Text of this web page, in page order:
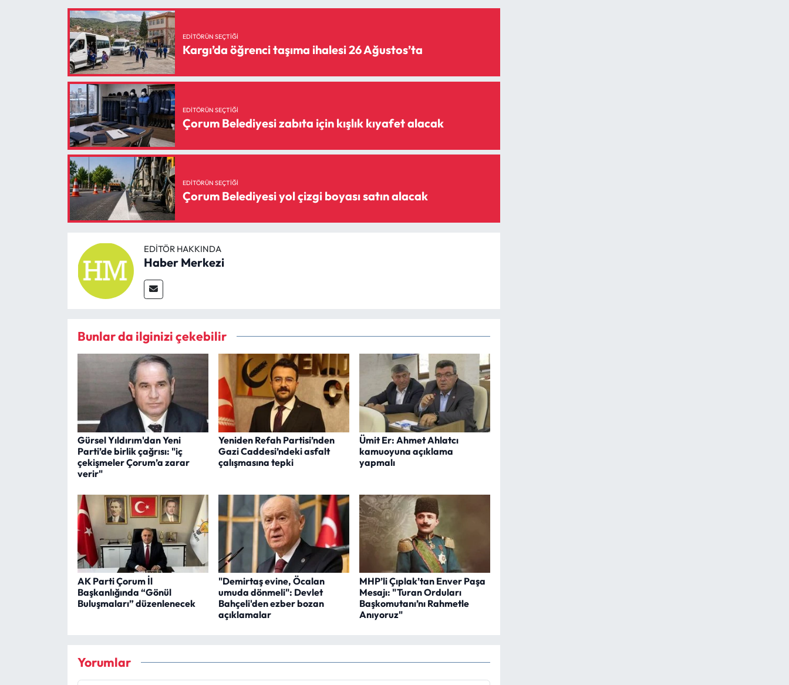
EDITÖRÜN SEÇTIĞI
Kargı’da öğrenci taşıma ihalesi 26 Ağustos’ta
EDITÖRÜN SEÇTIĞI
Çorum Belediyesi zabıta için kışlık kıyafet alacak
EDITÖRÜN SEÇTIĞI
Çorum Belediyesi yol çizgi boyası satın alacak
EDITÖR HAKKINDA
Haber Merkezi
Bunlar da ilginizi çekebilir
Gürsel Yıldırım'dan Yeni
Parti’de birlik çağrısı: "iç
çekişmeler Çorum’a zarar
verir"
Yeniden Refah Partisi’nden
Gazi Caddesi’ndeki asfalt
çalışmasına tepki
Ümit Er: Ahmet Ahlatcı
kamuoyuna açıklama
yapmalı
AK Parti Çorum İl
Başkanlığında “Gönül
Buluşmaları” düzenlenecek
"Demirtaş evine, Öcalan
umuda dönmeli": Devlet
Bahçeli'den ezber bozan
açıklamalar
MHP’li Çıplak’tan Enver Paşa
Mesajı: "Turan Orduları
Başkomutanı’nı Rahmetle
Anıyoruz"
Yorumlar